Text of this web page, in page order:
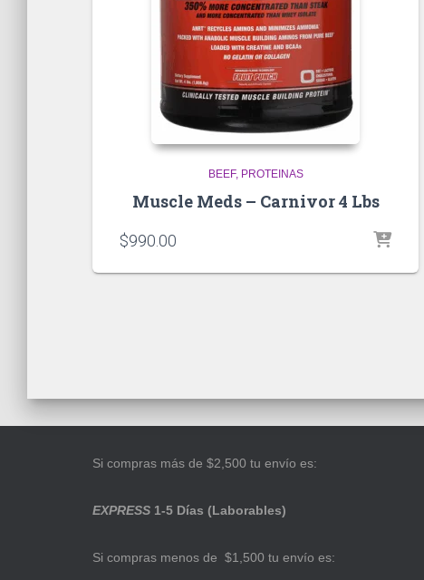
BEEF PROTEINAS
Muscle Meds – Carnivor 4 Lbs
$990.00
Si compras más de $2,500 tu envío es:
EXPRESS 1-5 Días (Laborables)
Si compras menos de $1,500 tu envío es: